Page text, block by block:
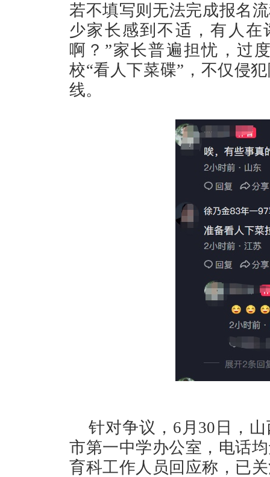
若不填写则无法完成报名
少家长感到不适，有人
啊？”家长普遍担忧，过
校“看人下菜碟”，不仅侵
线。
针对争议，6月30日，
市第一中学办公室，电话
育科工作人员回应称，已